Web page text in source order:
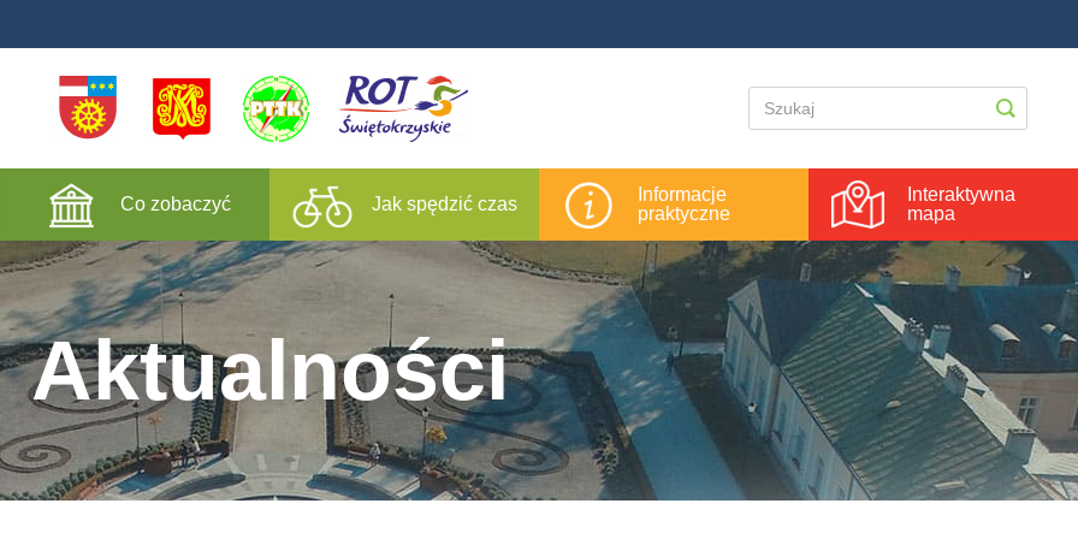
Co zobaczyć Jak spędzić czas
Informacje
praktyczne
Interaktywna
mapa
Aktualności